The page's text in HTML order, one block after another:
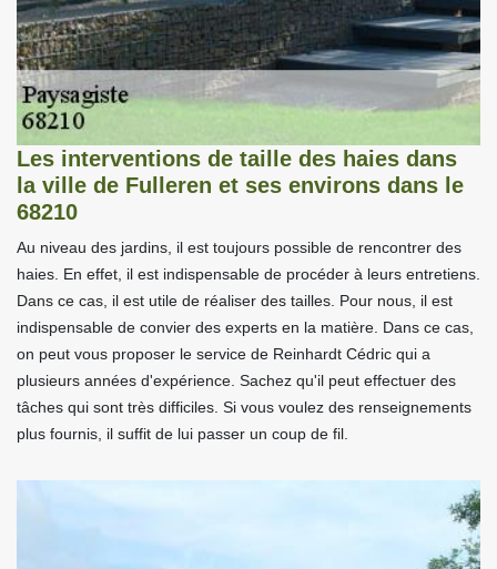
Les interventions de taille des haies dans
la ville de Fulleren et ses environs dans le
68210
Au niveau des jardins, il est toujours possible de rencontrer des
haies. En effet, il est indispensable de procéder à leurs entretiens.
Dans ce cas, il est utile de réaliser des tailles. Pour nous, il est
indispensable de convier des experts en la matière. Dans ce cas,
on peut vous proposer le service de Reinhardt Cédric qui a
plusieurs années d'expérience. Sachez qu'il peut effectuer des
tâches qui sont très difficiles. Si vous voulez des renseignements
plus fournis, il suffit de lui passer un coup de fil.